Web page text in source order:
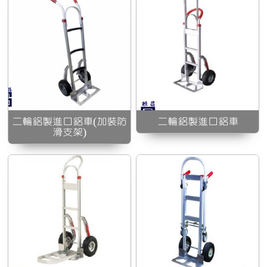
二輪鋁製進口鋁車(加裝防
滑支架)
二輪鋁製進口鋁車
兩段式二輪變形鋁車